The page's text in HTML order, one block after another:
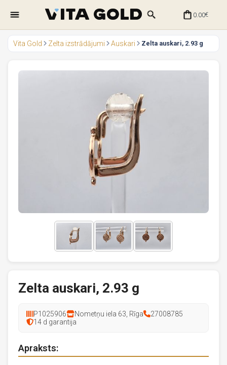
0.00€
Vita Gold Zelta izstrādājumi Auskari Zelta auskari, 2.93 g
Zelta auskari, 2.93 g
P1025906 Nometņu iela 63, Rīga
27008785
14 d garantija
Apraksts: